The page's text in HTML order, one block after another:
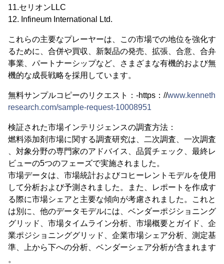
11.セリオンLLC
12. Infineum International Ltd.
これらの主要なプレーヤーは、この市場での地位を強化す
るために、合併や買収、新製品の発売、拡張、合意、合弁
事業、パートナーシップなど、さまざまな有機的および無
機的な成長戦略を採用しています。
無料サンプルコピーのリクエスト：-https：//www.kenneth
research.com/sample-request-10008951
検証された市場インテリジェンスの調査方法：
燃料添加剤市場に関する調査研究は、二次調査、一次調査
、対象分野の専門家のアドバイス、品質チェック、最終レ
ビューの5つのフェーズで実施されました。
市場データは、市場統計およびコヒーレントモデルを使用
して分析および予測されました。また、レポートを作成す
る際に市場シェアと主要な傾向が考慮されました。これと
は別に、他のデータモデルには、ベンダーポジショニング
グリッド、市場タイムライン分析、市場概要とガイド、企
業ポジショニンググリッド、企業市場シェア分析、測定基
準、上から下への分析、ベンダーシェア分析が含まれます
。